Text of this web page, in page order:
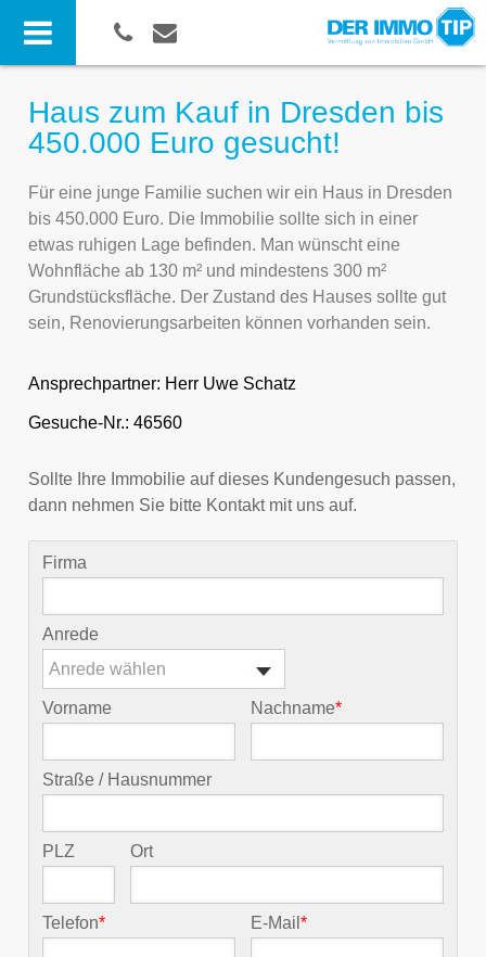
Haus zum Kauf in Dresden bis
450.000 Euro gesucht!
Für eine junge Familie suchen wir ein Haus in Dresden
bis 450.000 Euro. Die Immobilie sollte sich in einer
etwas ruhigen Lage befinden. Man wünscht eine
Wohnfläche ab 130 m² und mindestens 300 m²
Grundstücksfläche. Der Zustand des Hauses sollte gut
sein, Renovierungsarbeiten können vorhanden sein.
Ansprechpartner: Herr Uwe Schatz
Gesuche-Nr.: 46560
Sollte Ihre Immobilie auf dieses Kundengesuch passen,
dann nehmen Sie bitte Kontakt mit uns auf.
Firma
Anrede
Anrede wählen
Vorname Nachname*
Straße / Hausnummer
PLZ Ort
Telefon* E-Mail*